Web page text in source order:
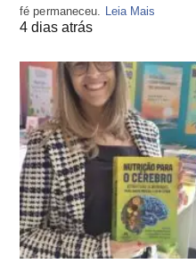
fé permaneceu. Leia Mais
4 dias atrás